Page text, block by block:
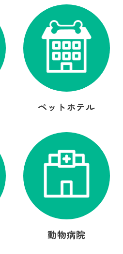
ペットホテル
動物病院